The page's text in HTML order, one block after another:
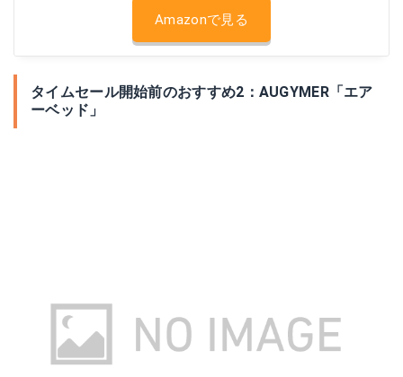
Amazonで見る
タイムセール開始前のおすすめ2：AUGYMER「エア
ーベッド」